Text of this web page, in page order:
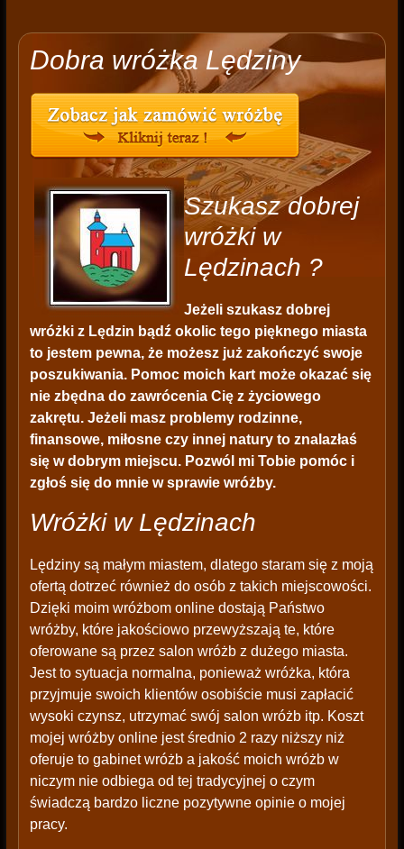
Dobra wróżka Lędziny
Szukasz dobrej
wróżki w
Lędzinach ?
Jeżeli szukasz dobrej
wróżki z Lędzin bądź okolic tego pięknego miasta
to jestem pewna, że możesz już zakończyć swoje
poszukiwania. Pomoc moich kart może okazać się
nie zbędna do zawrócenia Cię z życiowego
zakrętu. Jeżeli masz problemy rodzinne,
finansowe, miłosne czy innej natury to znalazłaś
się w dobrym miejscu. Pozwól mi Tobie pomóc i
zgłoś się do mnie w sprawie wróżby.
Wróżki w Lędzinach
Lędziny są małym miastem, dlatego staram się z moją
ofertą dotrzeć również do osób z takich miejscowości.
Dzięki moim wróżbom online dostają Państwo
wróżby, które jakościowo przewyższają te, które
oferowane są przez salon wróżb z dużego miasta.
Jest to sytuacja normalna, ponieważ wróżka, która
przyjmuje swoich klientów osobiście musi zapłacić
wysoki czynsz, utrzymać swój salon wróżb itp. Koszt
mojej wróżby online jest średnio 2 razy niższy niż
oferuje to gabinet wróżb a jakość moich wróżb w
niczym nie odbiega od tej tradycyjnej o czym
świadczą bardzo liczne pozytywne opinie o mojej
pracy.